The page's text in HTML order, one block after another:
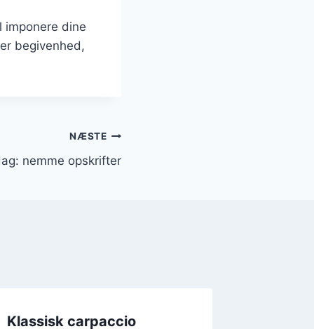
dine
begivenhed,
NÆSTE
nemme opskrifter
Klassisk carpaccio